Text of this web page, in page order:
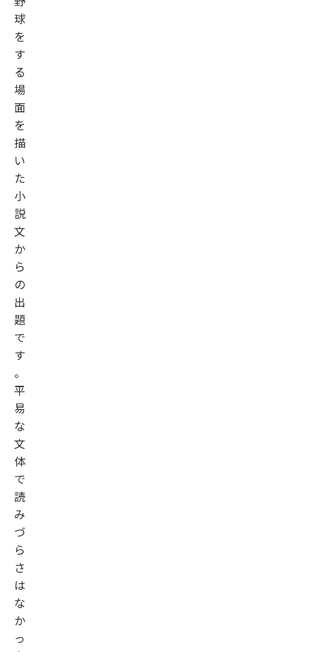
球
を
す
る
場
面
を
描
い
た
小
説
文
か
ら
の
出
題
で
す
。
平
易
な
文
体
で
読
み
づ
ら
さ
は
な
か
っ